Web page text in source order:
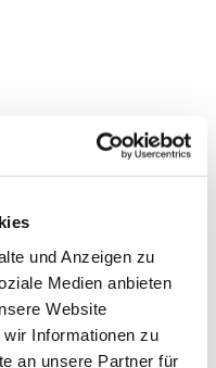
und Anzeigen zu
Medien anbieten
Website
Informationen zu
an unsere Partner für
Stuttgart GmbH